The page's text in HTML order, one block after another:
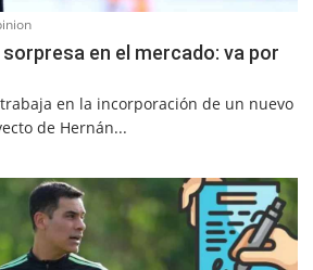
en el mercado: va por
en la incorporación de un nuevo
de Hernán...